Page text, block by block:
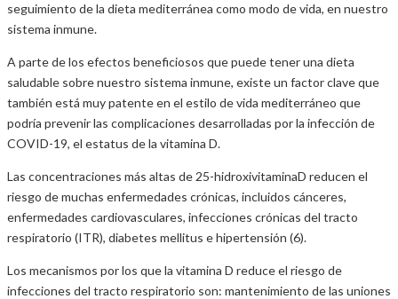
seguimiento de la dieta mediterránea como modo de vida, en nuestro
sistema inmune.
A parte de los efectos beneficiosos que puede tener una dieta
saludable sobre nuestro sistema inmune, existe un factor clave que
también está muy patente en el estilo de vida mediterráneo que
podría prevenir las complicaciones desarrolladas por la infección de
COVID-19, el estatus de la vitamina D.
Las concentraciones más altas de 25-hidroxivitaminaD reducen el
riesgo de muchas enfermedades crónicas, incluidos cánceres,
enfermedades cardiovasculares, infecciones crónicas del tracto
respiratorio (ITR), diabetes mellitus e hipertensión (6).
Los mecanismos por los que la vitamina D reduce el riesgo de
infecciones del tracto respiratorio son: mantenimiento de las uniones